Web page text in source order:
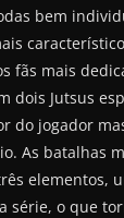
bem
fãs mais
dois Jutsus
do jogador
As batalhas
elementos,
série, o que